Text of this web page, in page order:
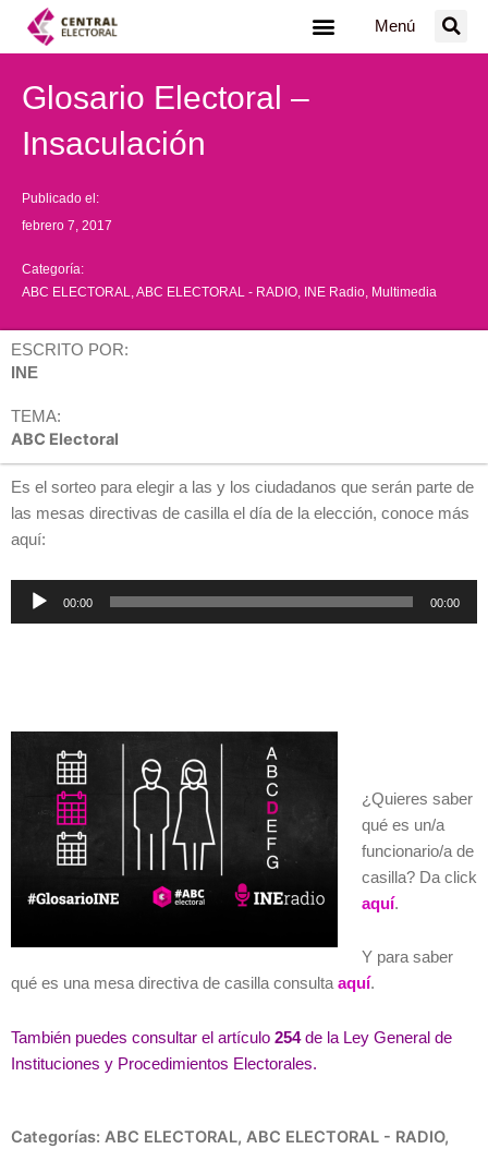
Menú
Glosario Electoral –
Insaculación
Publicado el:
febrero 7, 2017
Categoría:
ABC ELECTORAL
ABC ELECTORAL - RADIO INE Radio Multimedia
ESCRITO POR:
INE
TEMA:
ABC Electoral
Es el sorteo para elegir a las y los ciudadanos que serán parte de
las mesas directivas de casilla el día de la elección, conoce más
aquí:
Reproductor
00:00 00:00
¿Quieres saber
qué es un/a
funcionario/a de
casilla? Da click
aquí.
Y para saber
qué es una mesa directiva de casilla consultaaquí.
También puedes consultar el artículo 254de la Ley General de
Instituciones y Procedimientos Electorales.
Categorías: ABC ELECTORAL, ABC ELECTORAL - RADIO,